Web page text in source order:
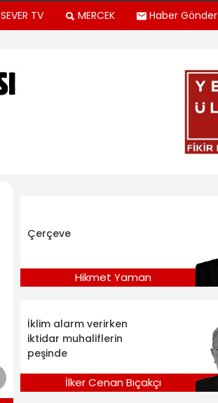
TV MERCEK Haber Gönder
Çerçeve
Hikmet Yaman
İklim alarm verirken
iktidar muhaliflerin
peşinde
İlker Cenan Bıçakçı